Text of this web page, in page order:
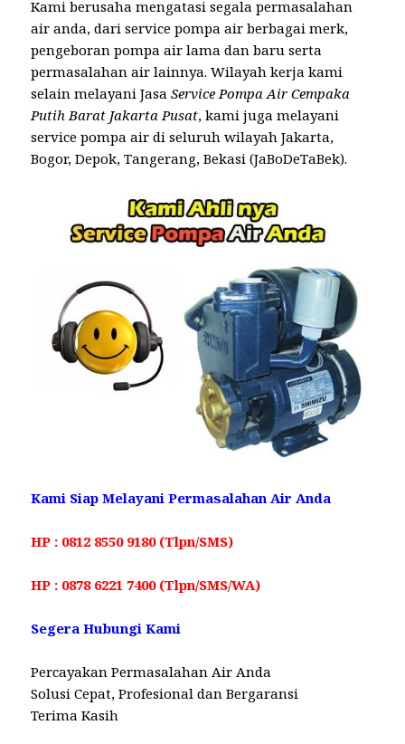
Kami berusaha mengatasi segala permasalahan
air anda, dari service pompa air berbagai merk,
pengeboran pompa air lama dan baru serta
permasalahan air lainnya. Wilayah kerja kami
selain melayani JasaService Pompa Air Cempaka
Putih Barat Jakarta Pusat, kami juga melayani
service pompa air di seluruh wilayah Jakarta,
Bogor, Depok, Tangerang, Bekasi (JaBoDeTaBek).
Kami Siap Melayani Permasalahan Air Anda
HP : 0812 8550 9180 (Tlpn/SMS)
HP : 0878 6221 7400 (Tlpn/SMS/WA)
Segera Hubungi Kami
Percayakan Permasalahan Air Anda
Solusi Cepat, Profesional dan Bergaransi
Terima Kasih